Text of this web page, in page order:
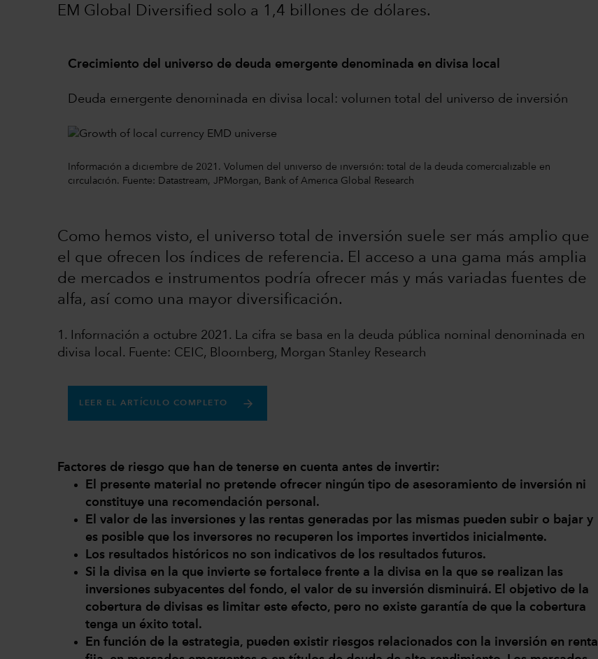
EM Global Diversified solo a 1,4 billones de dólares.
Crecimiento del universo de deuda emergente denominada en divisa local
Deuda emergente denominada en divisa local: volumen total del universo de inversión
Información a diciembre de 2021. Volumen del universo de inversión: total de la deuda comercializable en
circulación. Fuente: Datastream, JPMorgan, Bank of America Global Research
Como hemos visto, el universo total de inversión suele ser más amplio que
el que ofrecen los índices de referencia. El acceso a una gama más amplia
de mercados e instrumentos podría ofrecer más y más variadas fuentes de
alfa, así como una mayor diversificación.
1. Información a octubre 2021. La cifra se basa en la deuda pública nominal denominada en
divisa local. Fuente: CEIC, Bloomberg, Morgan Stanley Research
LEER EL ARTÍCULO COMPLETO
Factores de riesgo que han de tenerse en cuenta antes de invertir:
El presente material no pretende ofrecer ningún tipo de asesoramiento de inversión ni
constituye una recomendación personal.
El valor de las inversiones y las rentas generadas por las mismas pueden subir o bajar y
es posible que los inversores no recuperen los importes invertidos inicialmente.
Los resultados históricos no son indicativos de los resultados futuros.
Si la divisa en la que invierte se fortalece frente a la divisa en la que se realizan las
inversiones subyacentes del fondo, el valor de su inversión disminuirá. El objetivo de la
cobertura de divisas es limitar este efecto, pero no existe garantía de que la cobertura
tenga un éxito total.
En función de la estrategia, pueden existir riesgos relacionados con la inversión en renta